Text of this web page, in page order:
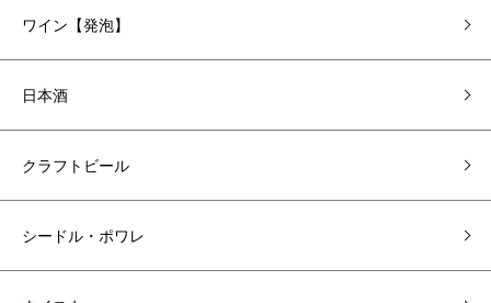
ワイン【発泡】
日本酒
クラフトビール
シードル・ポワレ